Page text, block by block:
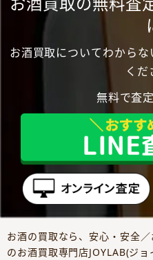
お酒買取についてわから
くだ
無料で査
お酒の買取なら、安心・安全
のお酒買取専門店JOYLAB(ジョ